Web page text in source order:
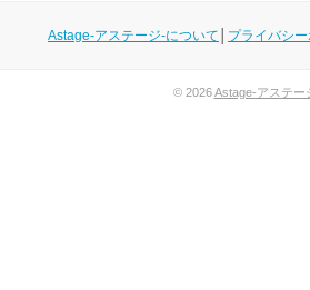
Astage-アステージ-について プライバシ
© 2026Astage-アステー